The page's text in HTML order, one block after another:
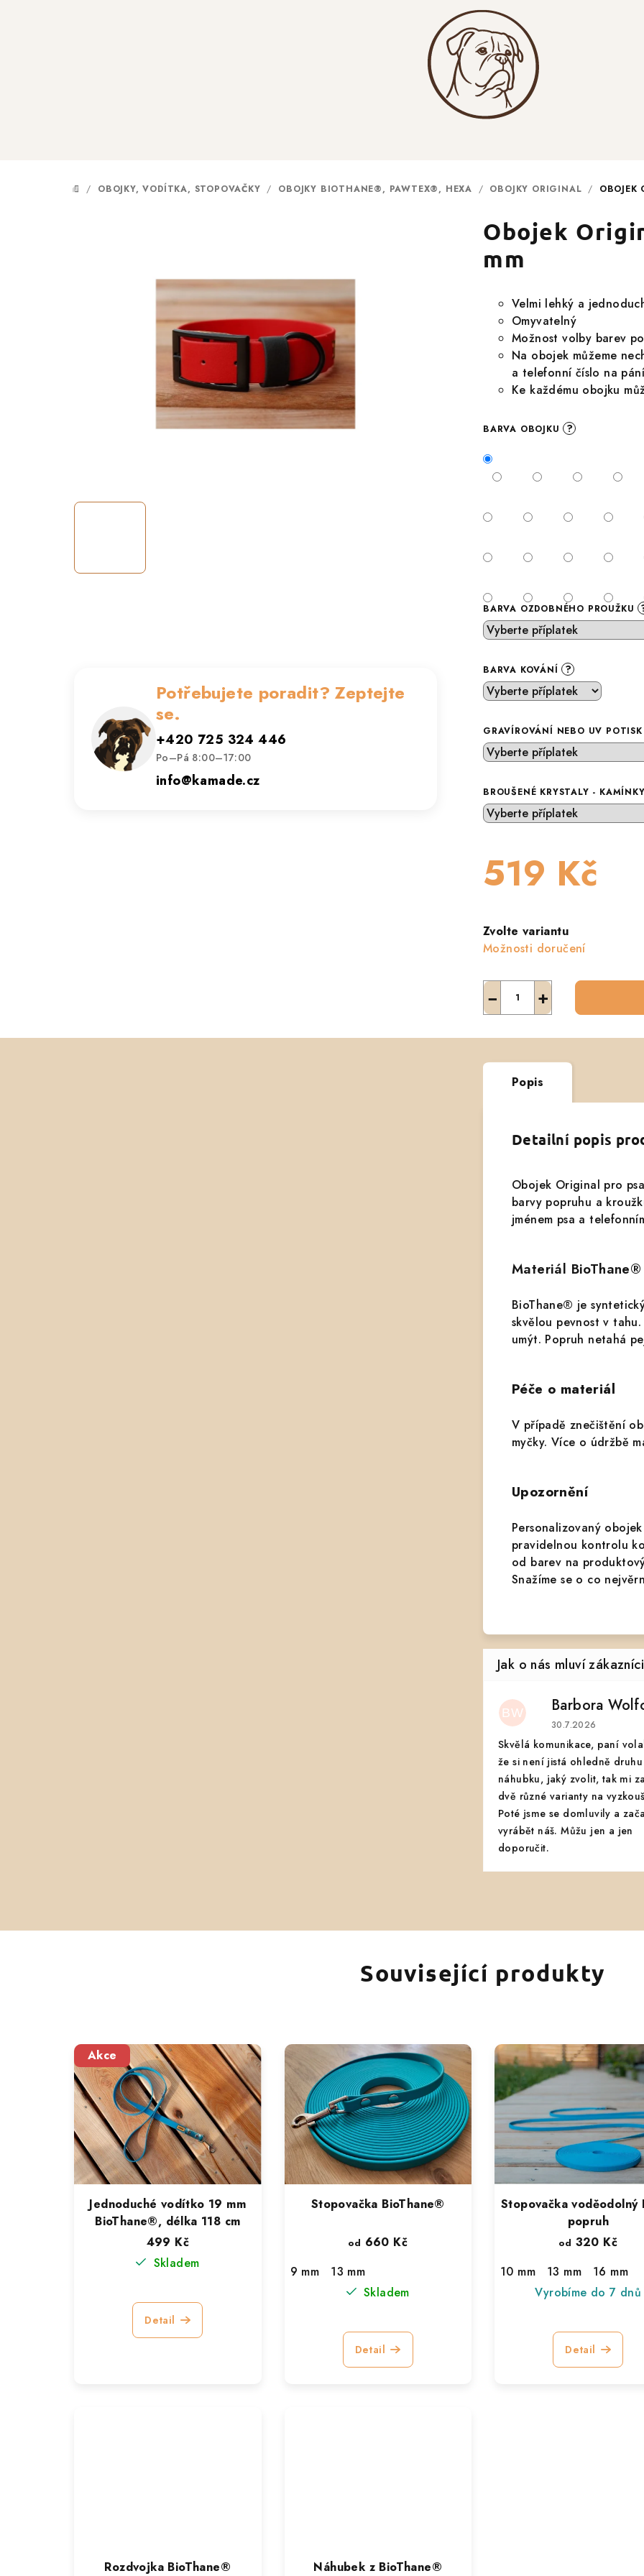
DOMŮ
/ OBOJKY, VODÍTKA, STOPOVAČKY / OBOJKY BIOTHANE®, PAWTEX®, HEXA / OBOJKY ORIGINAL /
Obojek
mm
Velmi lehký a
Omyvatelný
Možnost volby barev
Na obojek můžeme
a telefonní číslo na
Ke každému obojku
BARVA OBOJKU ?
BARVA OZDOBNÉHO PROUŽKU
BARVA KOVÁNÍ ?
GRAVÍROVÁNÍ NEBO UV POTISK
BROUŠENÉ KRYSTALY -
519 Kč
cena:
Zvolte variantu
Možnosti doručení
+
−
Potřebujete poradit? Zeptejte
se.
+420 725 324 446
Po–Pá 8:00–17:00
info@kamade.cz
Popis
Detailní popis
Obojek Original pro
barvy popruhu a
jménem psa a
Materiál BioThane®
BioThane® je
skvělou pevnost v
umýt. Popruh netahá
Péče o materiál
V případě znečištění
myčky. Více o údržbě
Upozornění
Personalizovaný
pravidelnou kontrolu
od barev na
Snažíme se o co
BW Barbora
Hodnocení
30.7.2026
Skvělá komunikace, paní
že si není jistá ohledně druhu
náhubku, jaký zvolit, tak mi
dvě různé varianty na
Poté jsme se domluvily a
vyrábět náš. Můžu jen a jen
doporučit.
Související produkty
Akce
Jednoduché vodítko 19 mm
BioThane®, délka 118 cm
499 Kč
Skladem
Detail
Stopovačka BioThane®
od 660 Kč
9 mm
13 mm
Skladem
Detail
Stopovačka voděodolný
popruh
od 320 Kč
10 mm
13 mm
16 mm
Vyrobíme do 7 dnů
Detail
Rozdvojka BioThane® Náhubek z BioThane®